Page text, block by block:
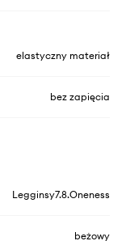
elastyczny materiał
bez zapięcia
Legginsy7.8.Oneness
beżowy